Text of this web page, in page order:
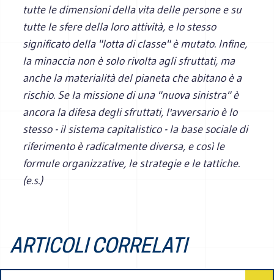
tutte le dimensioni della vita delle persone e su
tutte le sfere della loro attività, e lo stesso
significato della "lotta di classe" è mutato. Infine,
la minaccia non è solo rivolta agli sfruttati, ma
anche la materialità del pianeta che abitano è a
rischio. Se lamissione di una "nuova sinistra" è
ancora la difesa degli sfruttati, l'avversario è lo
stesso - il sistema capitalistico - la base sociale di
riferimento è radicalmente diversa, e così le
formule organizzative, le strategie e le tattiche.
(e.s.)
ARTICOLI CORRELATI